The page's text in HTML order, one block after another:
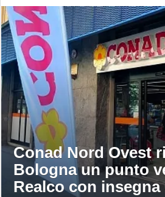
Conad Nord Ovest
Bologna un punto
Realco con